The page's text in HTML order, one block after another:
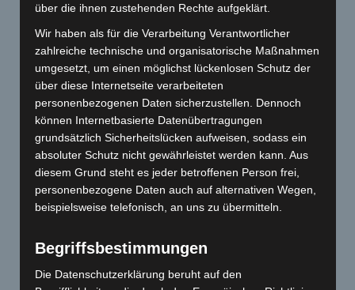
über die ihnen zustehenden Rechte aufgeklärt.
Wir haben als für die Verarbeitung Verantwortlicher
zahlreiche technische und organisatorische Maßnahmen
umgesetzt, um einen möglichst lückenlosen Schutz der
über diese Internetseite verarbeiteten
personenbezogenen Daten sicherzustellen. Dennoch
können Internetbasierte Datenübertragungen
grundsätzlich Sicherheitslücken aufweisen, sodass ein
absoluter Schutz nicht gewährleistet werden kann. Aus
diesem Grund steht es jeder betroffenen Person frei,
personenbezogene Daten auch auf alternativen Wegen,
beispielsweise telefonisch, an uns zu übermitteln.
Begriffsbestimmungen
Die Datenschutzerklärung beruht auf den